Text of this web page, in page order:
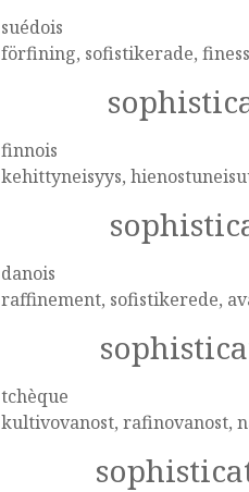
suédois
förfining, sofistikerade,
finnois
kehittyneisyys,
danois
raffinement, sofistikerede,
tchèque
kultivovanost, rafinovanost,